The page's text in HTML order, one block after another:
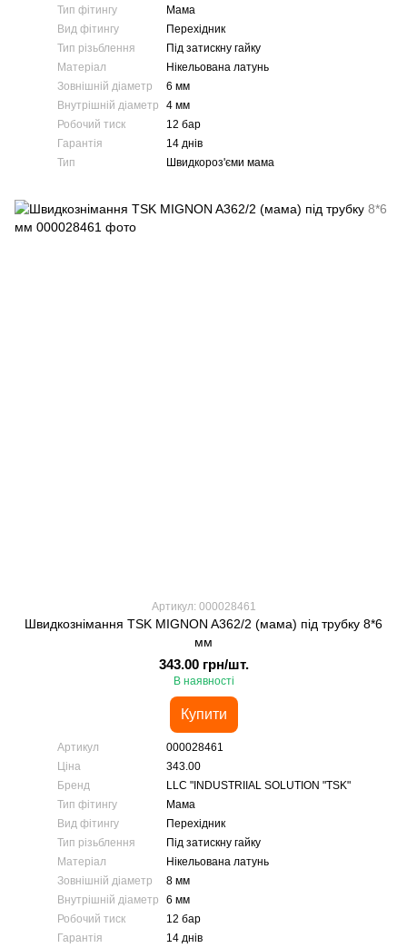
Тип фітингу
Мама
Вид фітингу
Перехідник
Тип різьблення
Під затискну гайку
Матеріал
Нікельована латунь
Зовнішній діаметр
6 мм
Внутрішній діаметр
4 мм
Робочий тиск
12 бар
Гарантія
14 днів
Тип
Швидкороз'єми мама
Артикул: 000028461
Швидкознімання TSK MIGNON A362/2 (мама) під трубку 8*6
мм
343.00 грн/шт.
В наявності
Купити
Артикул
000028461
Ціна
343.00
Бренд
LLC "INDUSTRIIAL SOLUTION "TSK"
Тип фітингу
Мама
Вид фітингу
Перехідник
Тип різьблення
Під затискну гайку
Матеріал
Нікельована латунь
Зовнішній діаметр
8 мм
Внутрішній діаметр
6 мм
Робочий тиск
12 бар
Гарантія
14 днів